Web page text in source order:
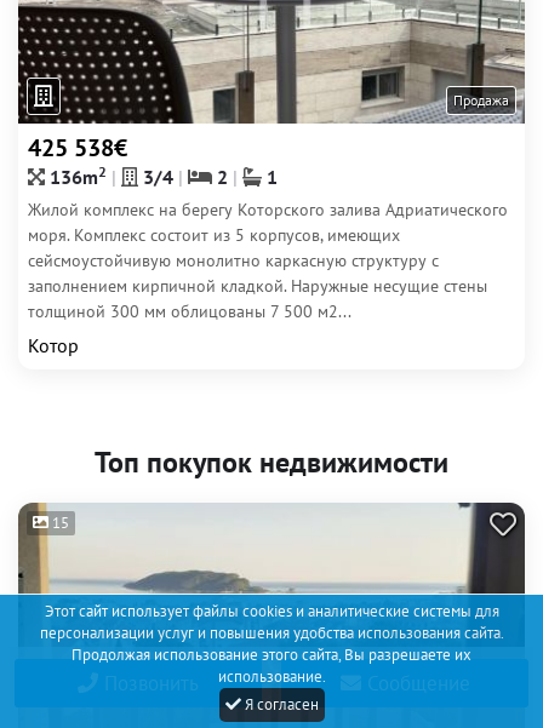
Этот сайт использует файлы cookies и аналитические системы для
персонализации услуг и повышения удобства использования сайта.
Продолжая использование этого сайта, Вы разрешаете их
использование.
Я согласен
Продажа
425 538€
136m2 3/4 2 1
Жилой комплекс на берегу Которского залива Адриатического
моря. Комплекс состоит из 5 корпусов, имеющих
сейсмоустойчивую монолитно каркасную структуру с
заполнением кирпичной кладкой. Наружные несущие стены
толщиной 300 мм облицованы 7 500 м2...
Котор
Топ покупок недвижимости
15
Позвонить Сообщение